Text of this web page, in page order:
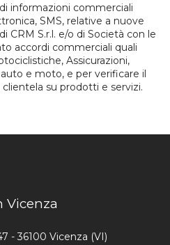
informazioni commerciali
SMS, relative a nuove
CRM S.r.l. e/o di Società con le
accordi commerciali quali
Assicurazioni,
e moto, e per verificare il
su prodotti e servizi.
Vicenza
- 36100 Vicenza (VI)